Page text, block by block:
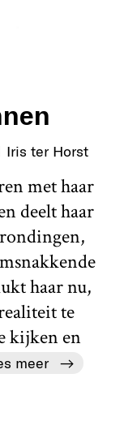
Iris ter Horst
met haar
deelt haar
haar nu,
te
kijken en
meer